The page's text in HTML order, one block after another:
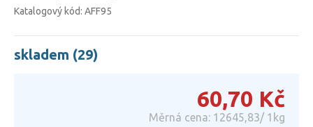
Katalogový kód: AFF95
skladem (29)
60,70 Kč
Měrná cena: 12645,83/ 1kg